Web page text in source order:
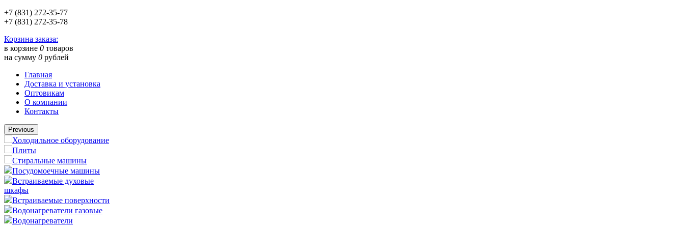
+7 (831) 272-35-77
+7 (831) 272-35-78
Корзина заказа:
в корзине 0 товаров
на сумму 0 рублей
Главная
Доставка и установка
Оптовикам
О компании
Контакты
Previous
Холодильное оборудование
Плиты
Стиральные машины
Посудомоечные машины
Встраиваемые духовые
шкафы
Встраиваемые поверхности
Водонагреватели газовые
Водонагреватели